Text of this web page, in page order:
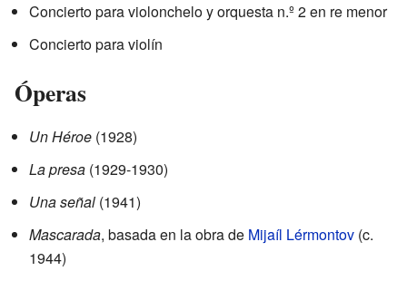
Concierto para violonchelo y orquesta n.º 2 en re menor
Concierto para violín
Óperas
Un Héroe (1928)
La presa (1929-1930)
Una señal (1941)
Mascarada, basada en la obra de Mijaíl Lérmontov (c.
1944)